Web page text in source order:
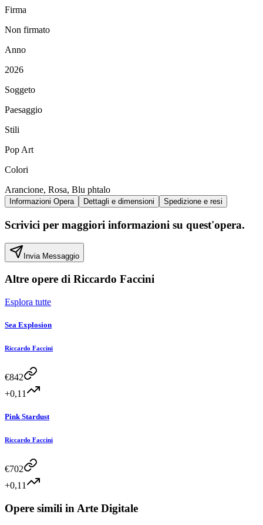
Firma
Non firmato
Anno
2026
Soggeto
Paesaggio
Stili
Pop Art
Colori
Arancione, Rosa, Blu phtalo
Informazioni Opera Dettagli e dimensioni Spedizione e resi
Scrivici per maggiori informazioni su quest'opera.
Invia Messaggio
Altre opere di Riccardo Faccini
Esplora tutte
Sea Explosion
Riccardo Faccini
€842
+0,11
Pink Stardust
Riccardo Faccini
€702
+0,11
Opere simili in Arte Digitale